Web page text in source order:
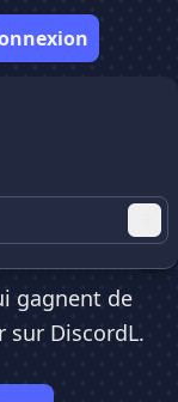
gagnent de
sur DiscordL.